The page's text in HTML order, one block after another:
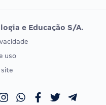
Vunesp
EXAME DE ORDEM
Calendário OAB
e Educação S/A.
uso
site